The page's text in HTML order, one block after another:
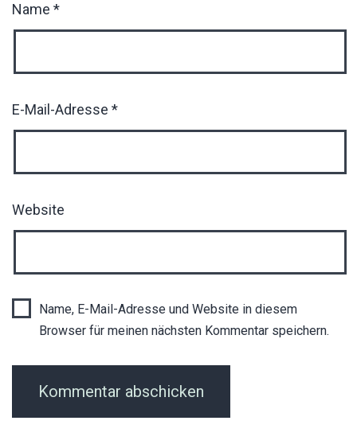
Name *
E-Mail-Adresse *
Website
Name, E-Mail-Adresse und Website in diesem
Browser für meinen nächsten Kommentar speichern.